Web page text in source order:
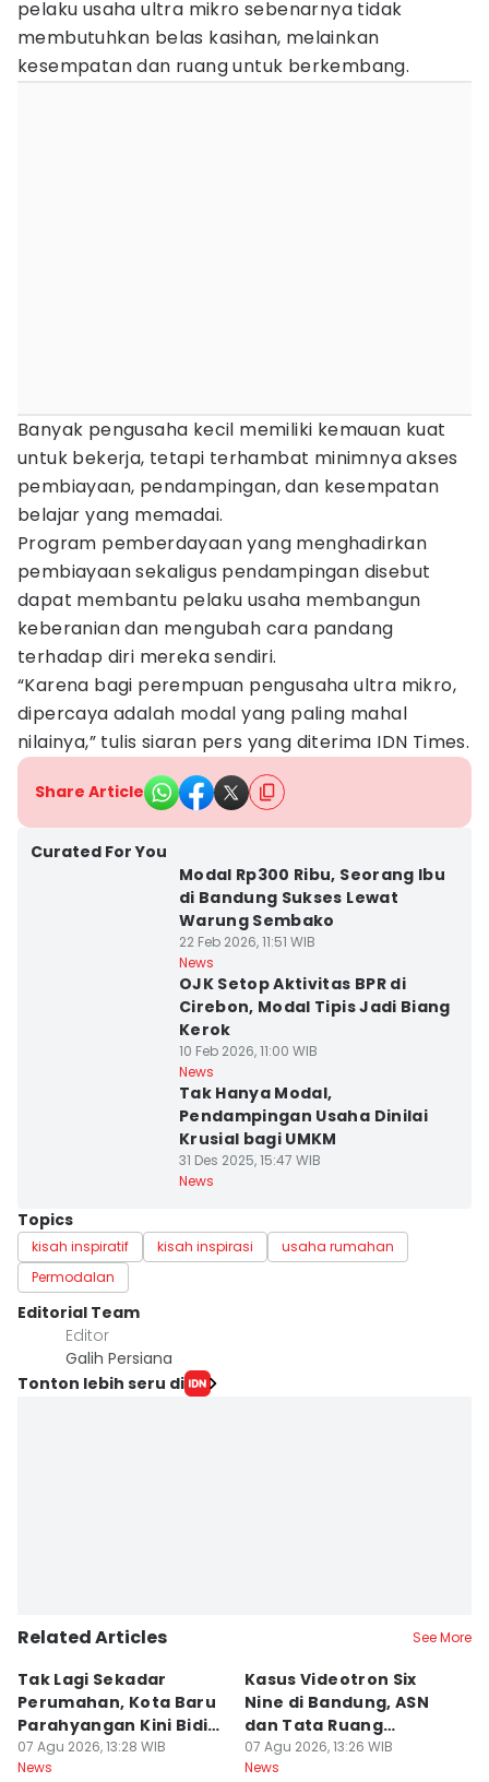
pelaku usaha ultra mikro sebenarnya tidak
membutuhkan belas kasihan, melainkan
kesempatan dan ruang untuk berkembang.
Banyak pengusaha kecil memiliki kemauan kuat
untuk bekerja, tetapi terhambat minimnya akses
pembiayaan, pendampingan, dan kesempatan
belajar yang memadai.
Program pemberdayaan yang menghadirkan
pembiayaan sekaligus pendampingan disebut
dapat membantu pelaku usaha membangun
keberanian dan mengubah cara pandang
terhadap diri mereka sendiri.
“Karena bagi perempuan pengusaha ultra mikro,
dipercaya adalah modal yang paling mahal
nilainya,” tulis siaran pers yang diterima IDN Times.
Share Article
Curated For You
Modal Rp300 Ribu, Seorang Ibu
di Bandung Sukses Lewat
Warung Sembako
22 Feb 2026, 11:51 WIB
News
OJK Setop Aktivitas BPR di
Cirebon, Modal Tipis Jadi Biang
Kerok
10 Feb 2026, 11:00 WIB
News
Tak Hanya Modal,
Pendampingan Usaha Dinilai
Krusial bagi UMKM
31 Des 2025, 15:47 WIB
News
Topics
kisah inspiratif kisah inspirasi
usaha rumahan
Permodalan
Editorial Team
Editor
Galih Persiana
Tonton lebih seru di
Related Articles See More
Tak Lagi Sekadar
Perumahan, Kota Baru
Parahyangan Kini Bidik
Wisatawan
07 Agu 2026, 13:28 WIB
News
Kasus Videotron Six
Nine di Bandung, ASN
dan Tata Ruang
Diperiksa
07 Agu 2026, 13:26 WIB
News